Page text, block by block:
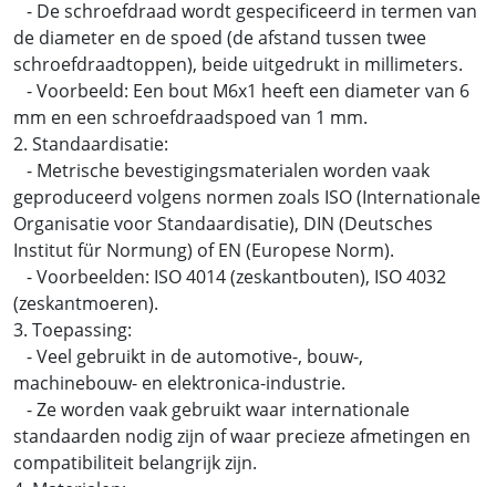
- De schroefdraad wordt gespecificeerd in termen van
de diameter en de spoed (de afstand tussen twee
schroefdraadtoppen), beide uitgedrukt in millimeters.
- Voorbeeld: Een bout M6x1 heeft een diameter van 6
mm en een schroefdraadspoed van 1 mm.
2. Standaardisatie:
- Metrische bevestigingsmaterialen worden vaak
geproduceerd volgens normen zoals ISO (Internationale
Organisatie voor Standaardisatie), DIN (Deutsches
Institut für Normung) of EN (Europese Norm).
- Voorbeelden: ISO 4014 (zeskantbouten), ISO 4032
(zeskantmoeren).
3. Toepassing:
- Veel gebruikt in de automotive-, bouw-,
machinebouw- en elektronica-industrie.
- Ze worden vaak gebruikt waar internationale
standaarden nodig zijn of waar precieze afmetingen en
compatibiliteit belangrijk zijn.